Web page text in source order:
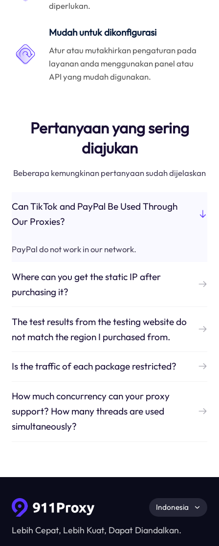
diperlukan.
Mudah untuk dikonfigurasi
Atur atau mutakhirkan pengaturan pada
layanan anda menggunakan panel atau
API yang mudah digunakan.
Pertanyaan yang sering
diajukan
Beberapa kemungkinan pertanyaan sudah dijelaskan
Can TikTok and PayPal Be Used Through
Our Proxies?
PayPal do not work in our network.
Where can you get the static IP after
purchasing it?
The test results from the testing website do
not match the region I purchased from.
Is the traffic of each package restricted?
How much concurrency can your proxy
support? How many threads are used
simultaneously?
Lebih Cepat, Lebih Kuat, Dapat Diandalkan.
Indonesia